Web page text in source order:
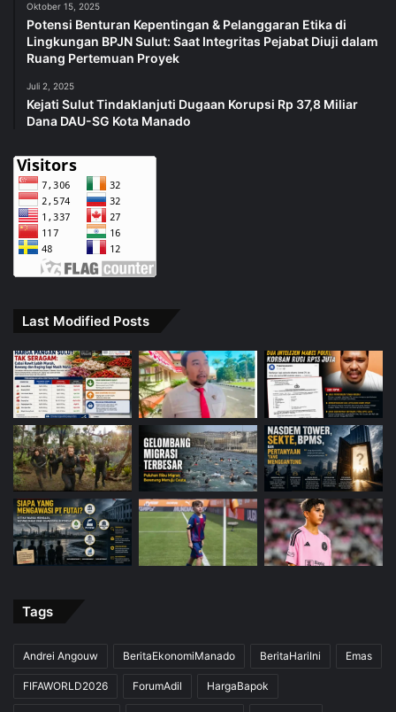
Oktober 15, 2025
Potensi Benturan Kepentingan & Pelanggaran Etika di
Lingkungan BPJN Sulut: Saat Integritas Pejabat Diuji dalam
Ruang Pertemuan Proyek
Juli 2, 2025
Kejati Sulut Tindaklanjuti Dugaan Korupsi Rp 37,8 Miliar
Dana DAU-SG Kota Manado
Last Modified Posts
Tags
Andrei Angouw BeritaEkonomiManado BeritaHariIni Emas
FIFAWORLD2026 ForumAdil HargaBapok